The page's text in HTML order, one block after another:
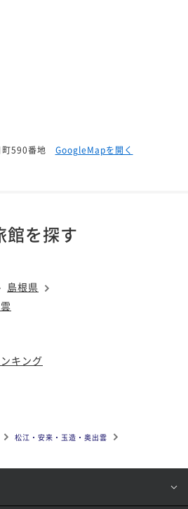
町590番地 GoogleMapを開く
館を探す
島根県
キング
松江・安来・玉造・奥出雲